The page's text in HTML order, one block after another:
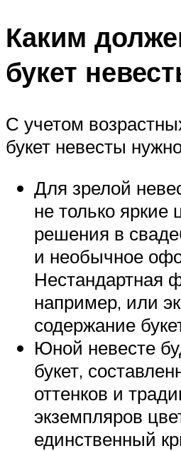
Каким
букет
С учетом
букет невесты
Для зрелой
не только яркие
решения в
и необычное
Нестандартная
например, или
содержание
Юной невесте
букет,
оттенков и
экземпляров
единственный